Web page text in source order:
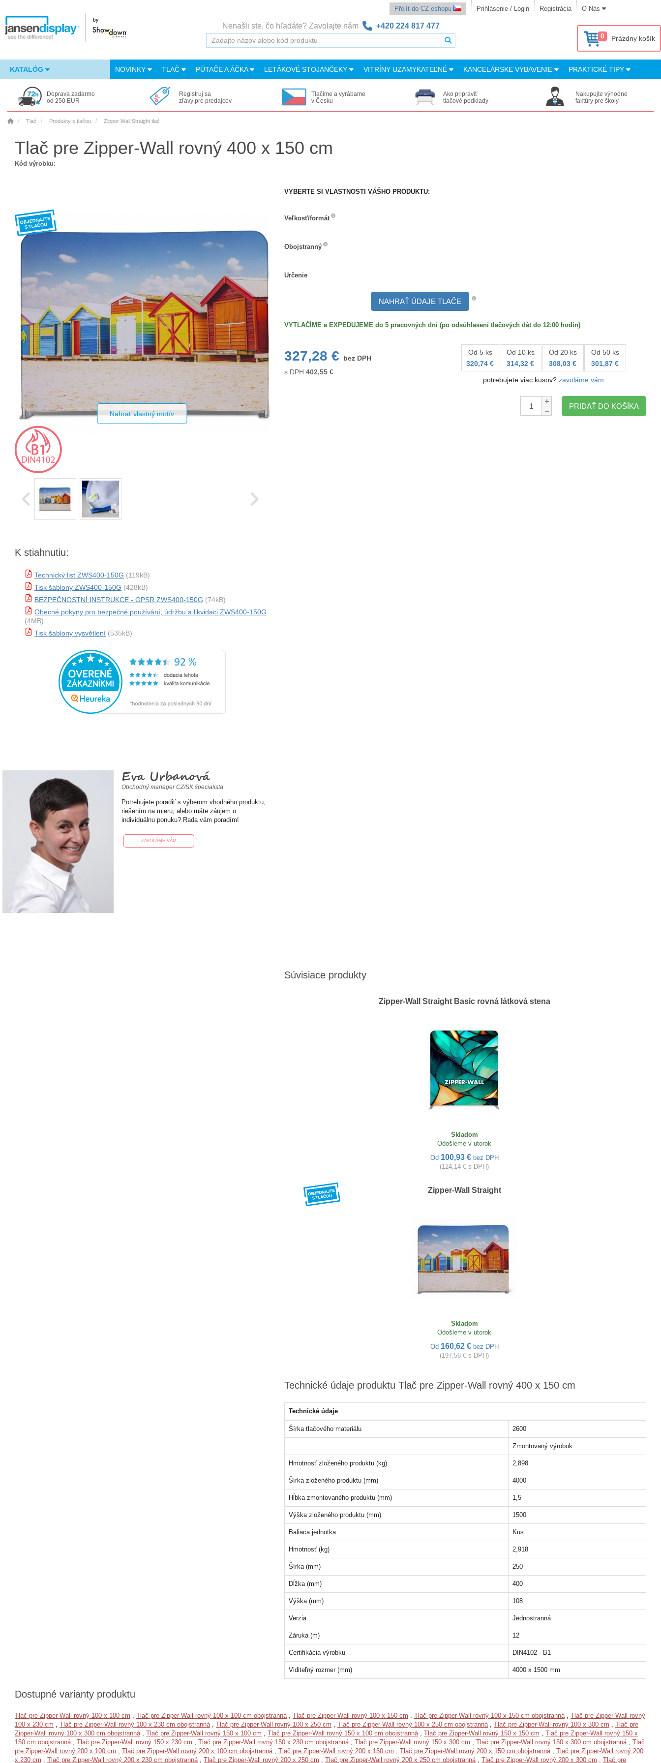
Přejít do CZ eshopu Prihlásenie / Login Registrácia O Nás
Nenašli ste, čo hľadáte? Zavolajte nám +420 224 817 477
0 Prázdny košík
KATALÓG NOVINKY TLAČ PÚTAČE A ÁČKA LETÁKOVÉ STOJANČEKY VITRÍNY UZAMYKATEĽNÉ KANCELÁRSKE VYBAVENIE PRAKTICKÉ TIPY
Doprava zadarmo
od 250 EUR
Registruj sa
zľavy pre predajcov
Tlačíme a vyrábame
v Česku
Ako pripraviť
tlačové podklady
Nakupujte výhodne
faktúry pre školy
Tlač Produkty s tlačou Zipper Wall Straight tlač
Tlač pre Zipper-Wall rovný 400 x 150 cm
Kód výrobku:
Nahrať vlastný motív
K stiahnutiu:
Technický list ZWS400-150G (119kB)
Tisk šablony ZWS400-150G (428kB)
BEZPEČNOSTNÍ INSTRUKCE - GPSR ZWS400-150G (74kB)
Obecné pokyny pro bezpečné používání, údržbu a likvidaci ZWS400-150G
(4MB)
Tisk šablony vysvětlení (535kB)
Eva Urbanová
Obchodný manager CZ/SK špecialista
Potrebujete poradiť s výberom vhodného produktu,
riešením na mieru, alebo máte záujem o
individuálnu ponuku? Rada vám poradím!
ZAVOLÁME VÁM
VYBERTE SI VLASTNOSTI VÁŠHO PRODUKTU:
Veľkosť/formát
Obojstranný
Určenie
NAHRAŤ ÚDAJE TLAČE
VYTLAČÍME a EXPEDUJEME do 5 pracovných dní (po odsúhlasení tlačových dát do 12:00 hodín)
327,28 €
bez DPH
s DPH 402,55€
Od 5 ks
320,74 €
Od 10 ks
314,32 €
Od 20 ks
308,03 €
Od 50 ks
301,87 €
potrebujete viac kusov?zavoláme vám
Množstvo:
PRIDAŤ DO KOŠÍKA
Súvisiace produkty
Zipper-Wall Straight Basic rovná látková stena
Skladom
Odošleme v utorok
Od 100,93 € bez DPH
(124,14 € s DPH)
Zipper-Wall Straight
Skladom
Odošleme v utorok
Od 160,62 € bez DPH
(197,56 € s DPH)
Technické údaje produktu Tlač pre Zipper-Wall rovný 400 x 150 cm
Technické údaje
Šírka tlačového materiálu 2600
Zmontovaný výrobok
Hmotnosť zloženého produktu (kg) 2,898
Šírka zloženého produktu (mm) 4000
Hĺbka zmontovaného produktu (mm) 1,5
Výška zloženého produktu (mm) 1500
Baliaca jednotka Kus
Hmotnosť (kg) 2,918
Šírka (mm) 250
Dĺžka (mm) 400
Výška (mm) 108
Verzia Jednostranná
Záruka (m) 12
Certifikácia výrobku DIN4102 - B1
Viditeľný rozmer (mm) 4000 x 1500 mm
Dostupné varianty produktu
Tlač pre Zipper-Wall rovný 100 x 100 cm , Tlač pre Zipper-Wall rovný 100 x 100 cm obojstranná , Tlač pre Zipper-Wall rovný 100 x 150 cm , Tlač pre Zipper-Wall rovný 100 x 150 cm obojstranná , Tlač pre Zipper-Wall rovný
100 x 230 cm , Tlač pre Zipper-Wall rovný 100 x 230 cm obojstranná , Tlač pre Zipper-Wall rovný 100 x 250 cm , Tlač pre Zipper-Wall rovný 100 x 250 cm obojstranná , Tlač pre Zipper-Wall rovný 100 x 300 cm , Tlač pre
Zipper-Wall rovný 100 x 300 cm obojstranná , Tlač pre Zipper-Wall rovný 150 x 100 cm , Tlač pre Zipper-Wall rovný 150 x 100 cm obojstranná , Tlač pre Zipper-Wall rovný 150 x 150 cm , Tlač pre Zipper-Wall rovný 150 x
150 cm obojstranná , Tlač pre Zipper-Wall rovný 150 x 230 cm , Tlač pre Zipper-Wall rovný 150 x 230 cm obojstranná , Tlač pre Zipper-Wall rovný 150 x 300 cm , Tlač pre Zipper-Wall rovný 150 x 300 cm obojstranná , Tlač
pre Zipper-Wall rovný 200 x 100 cm , Tlač pre Zipper-Wall rovný 200 x 100 cm obojstranná , Tlač pre Zipper-Wall rovný 200 x 150 cm , Tlač pre Zipper-Wall rovný 200 x 150 cm obojstranná , Tlač pre Zipper-Wall rovný 200
x 230 cm , Tlač pre Zipper-Wall rovný 200 x 230 cm obojstranná , Tlač pre Zipper-Wall rovný 200 x 250 cm , Tlač pre Zipper-Wall rovný 200 x 250 cm obojstranná , Tlač pre Zipper-Wall rovný 200 x 300 cm , Tlač pre